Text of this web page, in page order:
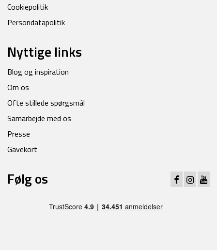
Cookiepolitik
Persondatapolitik
Nyttige links
Blog og inspiration
Om os
Ofte stillede spørgsmål
Samarbejde med os
Presse
Gavekort
Følg os